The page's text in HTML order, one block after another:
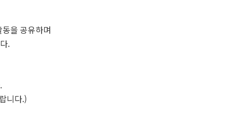
을 공유하며
.​
니다.)